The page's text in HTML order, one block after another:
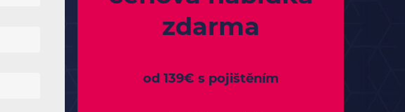
zdarma
od 139€ s pojištěním